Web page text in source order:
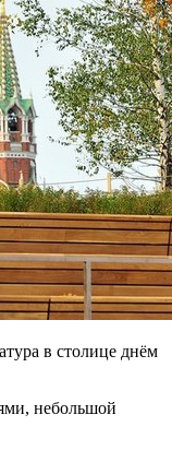
в столице днём
небольшой